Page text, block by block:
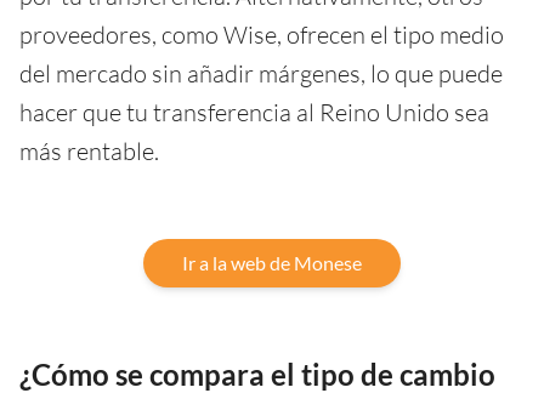
proveedores, como Wise, ofrecen el tipo medio
del mercado sin añadir márgenes, lo que puede
hacer que tu transferencia al Reino Unido sea
más rentable.
Ir a la web de Monese
¿Cómo se compara el tipo de cambio